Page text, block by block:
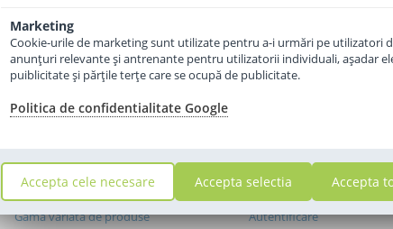
DE CE SA NE ALEGETI
Gama variata de produse
CONTUL MEU
Autentificare
Marketing
Cookie-urile de marketing sunt utilizate pentru a-i urmări pe utilizatori
anunţuri relevante şi antrenante pentru utilizatorii individuali, aşadar
puiblicitate şi părţile terţe care se ocupă de publicitate.
Politica de confidentialitate Google
Accepta cele necesare Accepta selectia Accepta